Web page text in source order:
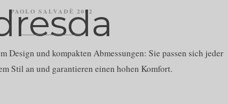
PAOLO SALVADÈ 2002
Design und kompakten Abmessungen: Sie passen sich jeder
Stil an und garantieren einen hohen Komfort.